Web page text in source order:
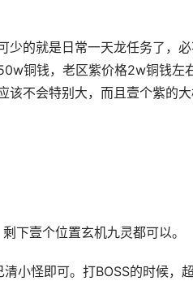
少的就是日常一天龙任务了，
铜钱，老区紫价格2w铜钱左
该不会特别大，而且壹个紫的
下壹个位置玄机九灵都可以。
小怪即可。打BOSS的时候，